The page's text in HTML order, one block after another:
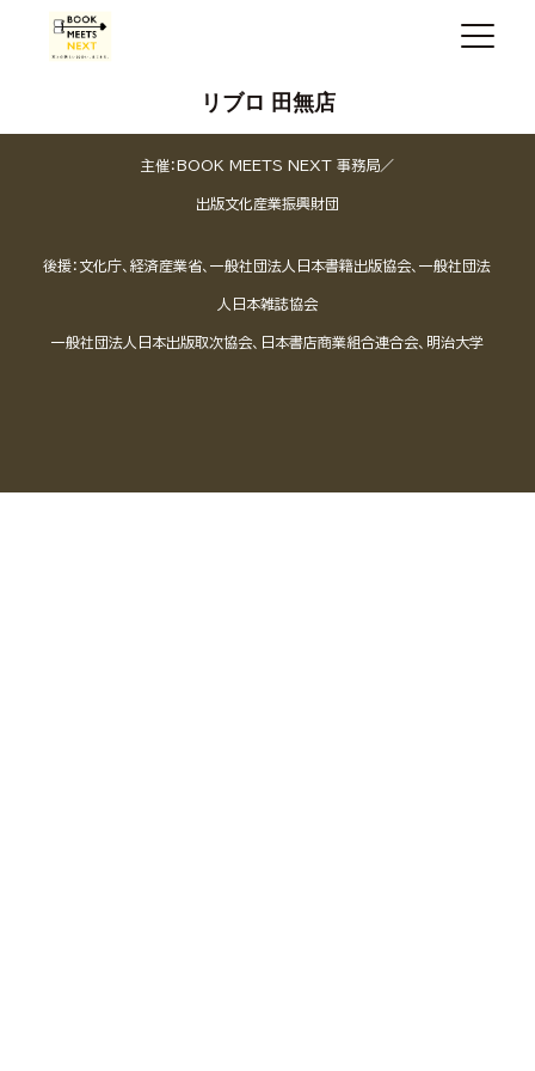
リブロ 田無店
主催：BOOK MEETS NEXT 事務局／
出版文化産業振興財団
後援：文化庁、経済産業省、一般社団法人日本書籍出版協会、一般社団法
人日本雑誌協会
一般社団法人日本出版取次協会、日本書店商業組合連合会、明治大学